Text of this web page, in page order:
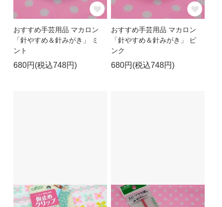
おすすめ手芸用品 マカロン
「針やすめ＆針みがき」 ミ
ント
680円(税込748円)
おすすめ手芸用品 マカロン
「針やすめ＆針みがき」 ピ
ンク
680円(税込748円)